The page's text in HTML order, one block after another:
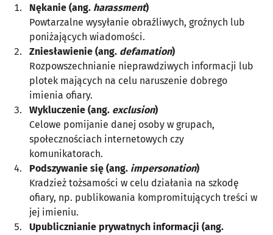
Nękanie (ang. harassment)
Powtarzalne wysyłanie obraźliwych, groźnych lub
poniżających wiadomości.
Zniesławienie (ang. defamation)
Rozpowszechnianie nieprawdziwych informacji lub
plotek mających na celu naruszenie dobrego
imienia ofiary.
Wykluczenie (ang. exclusion)
Celowe pomijanie danej osoby w grupach,
społecznościach internetowych czy
komunikatorach.
Podszywanie się (ang. impersonation)
Kradzież tożsamości w celu działania na szkodę
ofiary, np. publikowania kompromitujących treści w
jej imieniu.
Upublicznianie prywatnych informacji (ang.